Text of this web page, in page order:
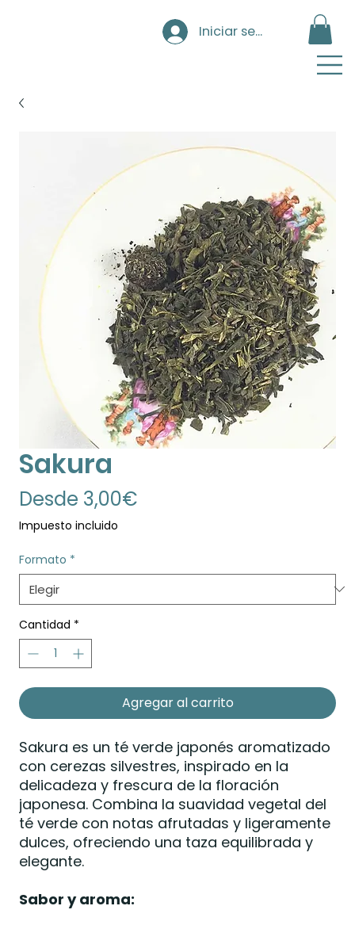
Iniciar sesión
Sakura
Desde 3,00€Precio
Impuesto incluido
Formato *
Cantidad *
Agregar al carrito
Sakura es un té verde japonés aromatizado
con cerezas silvestres, inspirado en la
delicadeza y frescura de la floración
japonesa. Combina la suavidad vegetal del
té verde con notas afrutadas y ligeramente
dulces, ofreciendo una taza equilibrada y
elegante.
Sabor y aroma: